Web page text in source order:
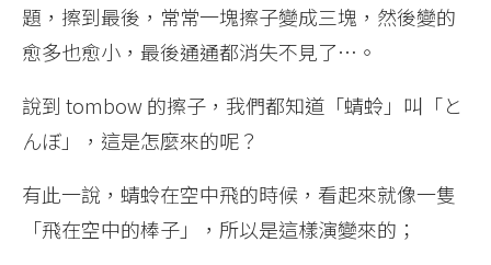
題，擦到最後，常常一塊擦子變成三塊，然後變的
愈多也愈小，最後通通都消失不見了…。
說到 tombow 的擦子，我們都知道「蜻蛉」叫「と
んぼ」，這是怎麼來的呢？
有此一說，蜻蛉在空中飛的時候，看起來就像一隻
「飛在空中的棒子」，所以是這樣演變來的；